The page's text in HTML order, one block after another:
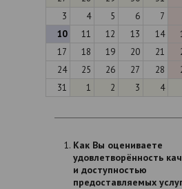
3
4 5 6
7
10
11 12 13 14
17
18 19 20 21
24
25 26 27 28
31
1 2 3 4
Как Вы оцениваете
удовлетворённость
и доступностью
предоставляемых